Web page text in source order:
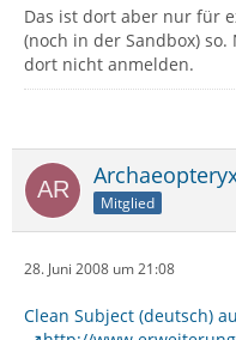
Das ist dort aber nur für
(noch in der Sandbox)
dort nicht anmelden.
Mitglied
28. Juni 2008 um 21:08
Clean Subject (deutsch)